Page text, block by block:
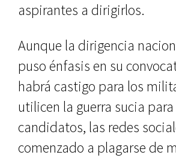
aspirantes a dirigirlos.
Aunque la dirigencia
puso énfasis en su
habrá castigo para los
utilicen la guerra sucia
candidatos, las redes
comenzado a plagarse de